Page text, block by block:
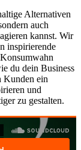
Alternativen
auch
kannst. Wir
inspirierende
du dein Business
Kunden ein
und
zu gestalten.